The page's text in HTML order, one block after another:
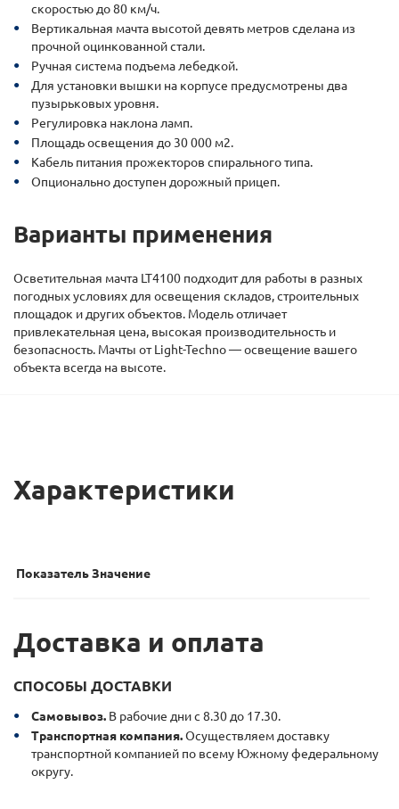
скоростью до 80 км/ч.
Вертикальная мачта высотой девять метров сделана из
прочной оцинкованной стали.
Ручная система подъема лебедкой.
Для установки вышки на корпусе предусмотрены два
пузырьковых уровня.
Регулировка наклона ламп.
Площадь освещения до 30 000 м2.
Кабель питания прожекторов спирального типа.
Опционально доступен дорожный прицеп.
Варианты применения
Осветительная мачта LT4100 подходит для работы в разных
погодных условиях для освещения складов, строительных
площадок и других объектов. Модель отличает
привлекательная цена, высокая производительность и
безопасность. Мачты от Light-Techno — освещение вашего
объекта всегда на высоте.
Характеристики
ПоказательЗначение
Доставка и оплата
СПОСОБЫ ДОСТАВКИ
Самовывоз. В рабочие дни с 8.30 до 17.30.
Транспортная компания.Осуществляем доставку
транспортной компанией по всему Южному федеральному
округу.